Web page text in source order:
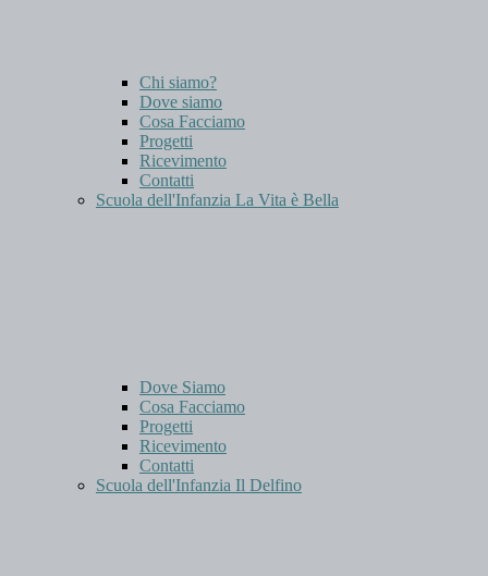
Chi siamo?
Dove siamo
Cosa Facciamo
Progetti
Ricevimento
Contatti
Scuola dell'Infanzia La Vita è Bella
Dove Siamo
Cosa Facciamo
Progetti
Ricevimento
Contatti
Scuola dell'Infanzia Il Delfino